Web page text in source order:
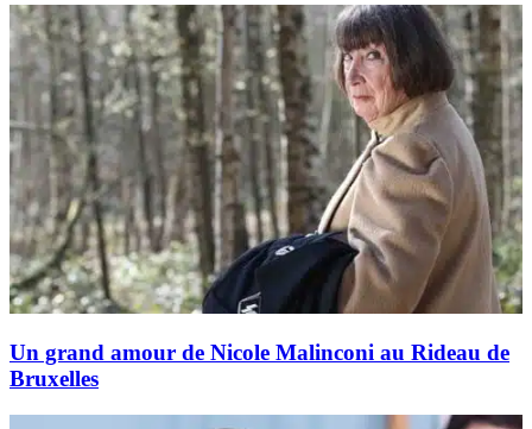
Un grand amour de Nicole Malinconi au Rideau de
Bruxelles